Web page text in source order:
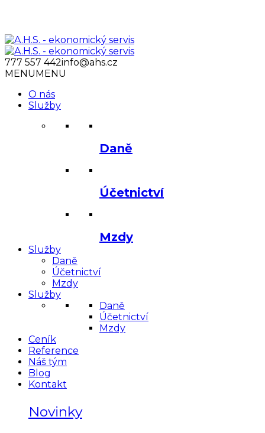
777 557 442info@ahs.cz
MENUMENU
O nás
Služby
Daně
Účetnictví
Mzdy
Služby
Daně
Účetnictví
Mzdy
Služby
Daně
Účetnictví
Mzdy
Ceník
Reference
Náš tým
Blog
Kontakt
Novinky